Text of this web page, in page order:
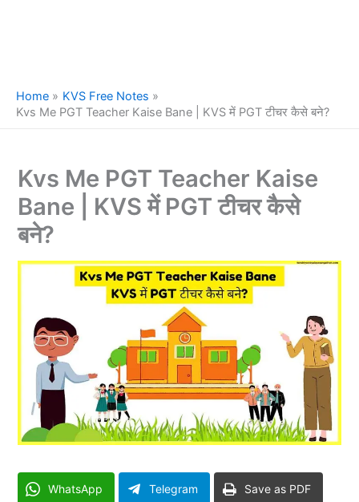
Home
KVS Free Notes
Kvs Me PGT Teacher Kaise Bane | KVS में PGT टीचर कैसे बने?
Kvs Me PGT Teacher Kaise
Bane | KVS में PGT टीचर कैसे
बने?
WhatsApp Telegram Save as PDF